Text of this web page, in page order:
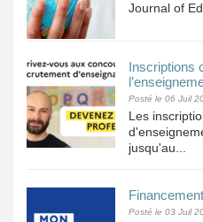
Journal of
Inscriptions
Posté le 06 Juil
Les
jusqu'au...
Posté le 03 Juil